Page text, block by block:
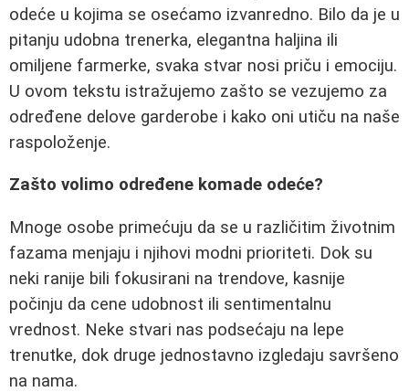
odeće u kojima se osećamo izvanredno. Bilo da je u
pitanju udobna trenerka, elegantna haljina ili
omiljene farmerke, svaka stvar nosi priču i emociju.
U ovom tekstu istražujemo zašto se vezujemo za
određene delove garderobe i kako oni utiču na naše
raspoloženje.
Zašto volimo određene komade odeće?
Mnoge osobe primećuju da se u različitim životnim
fazama menjaju i njihovi modni prioriteti. Dok su
neki ranije bili fokusirani na trendove, kasnije
počinju da cene udobnost ili sentimentalnu
vrednost. Neke stvari nas podsećaju na lepe
trenutke, dok druge jednostavno izgledaju savršeno
na nama.